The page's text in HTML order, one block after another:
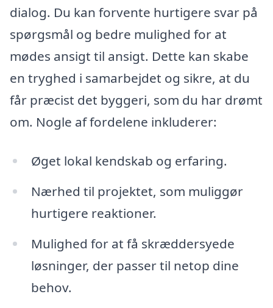
dialog. Du kan forvente hurtigere svar på
spørgsmål og bedre mulighed for at
mødes ansigt til ansigt. Dette kan skabe
en tryghed i samarbejdet og sikre, at du
får præcist det byggeri, som du har drømt
om. Nogle af fordelene inkluderer:
Øget lokal kendskab og erfaring.
Nærhed til projektet, som muliggør
hurtigere reaktioner.
Mulighed for at få skræddersyede
løsninger, der passer til netop dine
behov.